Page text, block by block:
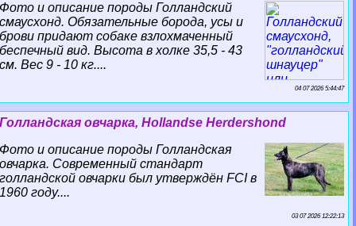
Фото и описание породы Голландский
смаусхонд. Обязательные борода, усы и
брови придают собаке взлохмаченный
беспечный вид. Высота в холке 35,5 - 43
см. Вес 9 - 10 кг....
04 07 2026 5:44:47
Голландская овчарка, Hollandse Herdershond
Фото и описание породы Голландская
овчарка. Современный стандарт
голландской овчарки был утверждён FCI в
1960 году....
03 07 2026 12:22:13